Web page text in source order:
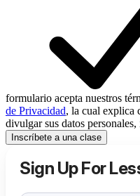
formulario acepta nuestros
de Privacidad, la cual explica
divulgar sus datos
Inscríbete a una clase
Sign Up For